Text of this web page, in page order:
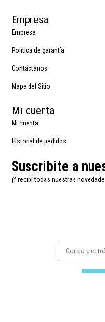
Empresa
Empresa
Política de garantía
Contáctanos
Mapa del Sitio
Mi cuenta
Mi cuenta
Historial de pedidos
Suscribite a
¡Y recibí todas nuestras